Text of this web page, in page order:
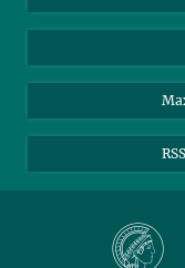
Medienvertreter
Schülerinnen und
YouTube
Mastodon